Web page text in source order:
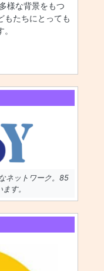
様な背景をもつ
もたちにとっても
ネットワーク。85
す。